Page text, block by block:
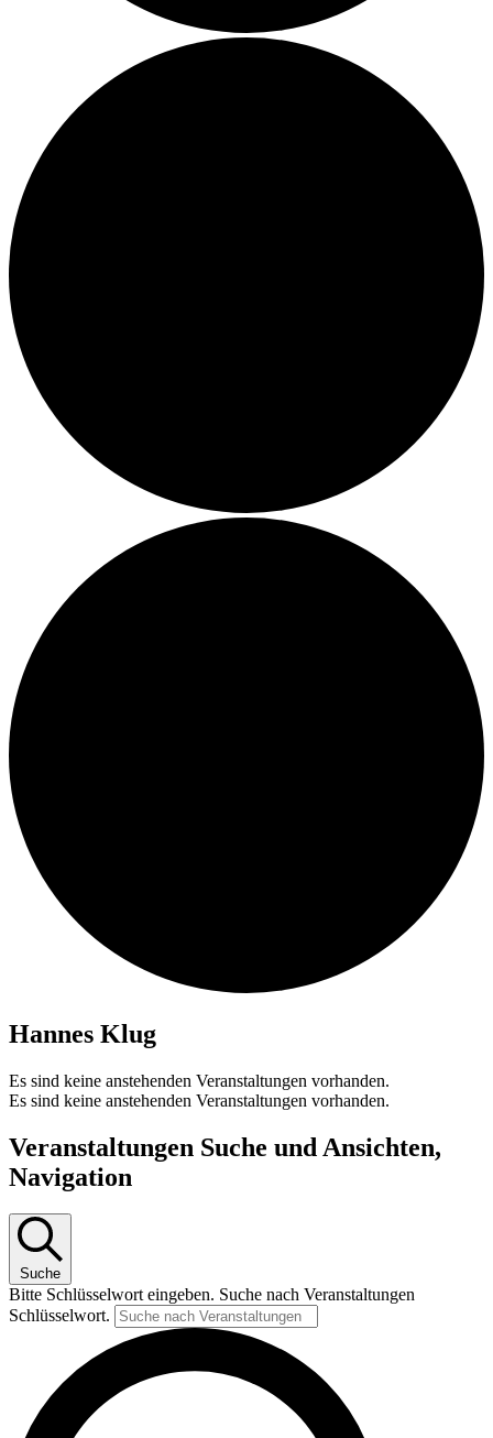
Hannes Klug
Es sind keine anstehenden Veranstaltungen vorhanden.
Es sind keine anstehenden Veranstaltungen vorhanden.
Veranstaltungen Suche und Ansichten,
Navigation
Suche
Bitte Schlüsselwort eingeben. Suche nach Veranstaltungen
Schlüsselwort.